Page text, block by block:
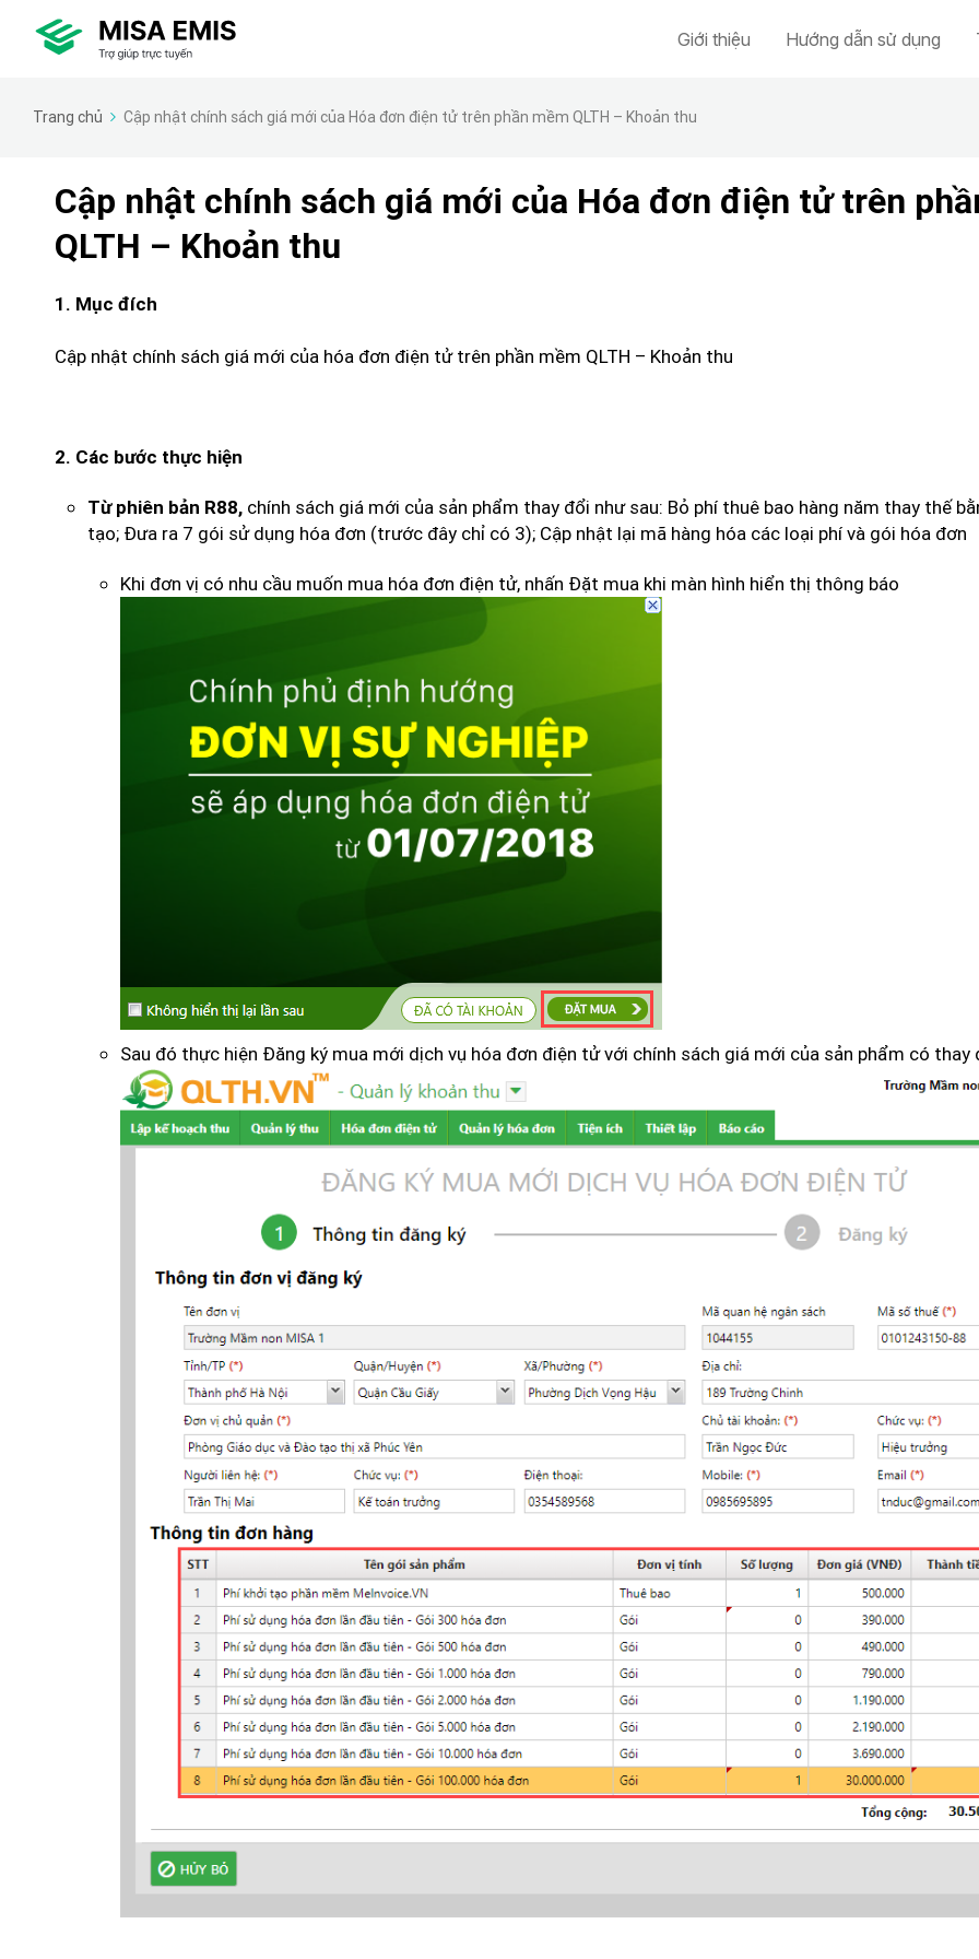
Giới thiệu Hướng dẫn sử dụng
Trang chủ Cập nhật chính sách giá mới của Hóa đơn điện tử trên phần mềm QLTH – Khoản thu
Cập nhật chính sách giá mới của Hóa đơn điện tử trên
QLTH – Khoản thu
1. Mục đích
Cập nhật chính sách giá mới của hóa đơn điện tử trên phần mềm QLTH – Khoản thu
2. Các bước thực hiện
Từ phiên bản R88, chính sách giá mới của sản phẩm thay đổi như sau: Bỏ phí thuê bao hàng năm thay thế
tạo; Đưa ra 7 gói sử dụng hóa đơn (trước đây chỉ có 3); Cập nhật lại mã hàng hóa các loại phí và gói hóa đơn
Khi đơn vị có nhu cầu muốn mua hóa đơn điện tử, nhấn Đặt mua khi màn hình hiển thị thông báo
Sau đó thực hiện Đăng ký mua mới dịch vụ hóa đơn điện tử với chính sách giá mới của sản phẩm có thay